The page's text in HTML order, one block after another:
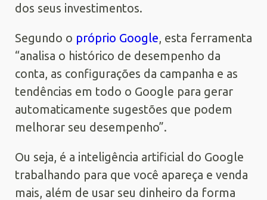
dos seus investimentos.
Segundo o próprio Google, esta ferramenta
“analisa o histórico de desempenho da
conta, as configurações da campanha e as
tendências em todo o Google para gerar
automaticamente sugestões que podem
melhorar seu desempenho”.
Ou seja, é a inteligência artificial do Google
trabalhando para que você apareça e venda
mais, além de usar seu dinheiro da forma